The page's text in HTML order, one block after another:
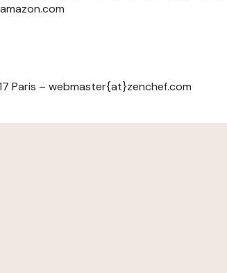
Paris – webmaster{at}zenchef.com